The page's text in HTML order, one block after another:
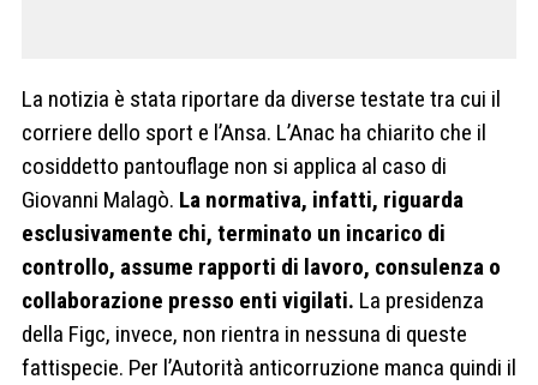
La notizia è stata riportare da diverse testate tra cui il
corriere dello sport e l’Ansa. L’Anac ha chiarito che il
cosiddetto pantouflage non si applica al caso di
Giovanni Malagò. La normativa, infatti, riguarda
esclusivamente chi, terminato un incarico di
controllo, assume rapporti di lavoro, consulenza o
collaborazione presso enti vigilati. La presidenza
della Figc, invece, non rientra in nessuna di queste
fattispecie. Per l’Autorità anticorruzione manca quindi il